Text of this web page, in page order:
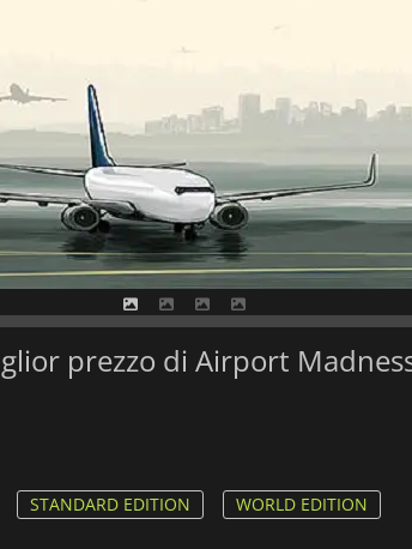
prezzo di Airport
STANDARD EDITION WORLD EDITION